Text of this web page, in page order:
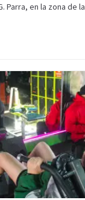
Parra, en la zona de la